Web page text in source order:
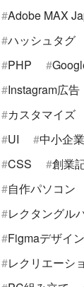
Adobe MAX
ハッシュタグ
PHP
Instagram広告
カスタマイズ
UI
中小企
CSS
創業
自作パソコン
レクタングル
Figmaデザイン
レクリエーシ